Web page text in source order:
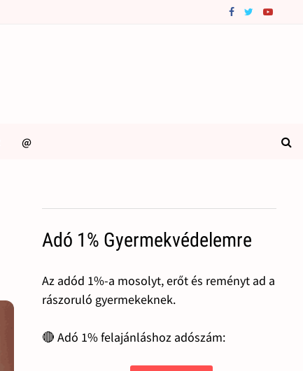
@
Adó 1% Gyermekvédelemre
Az adód 1%-a mosolyt, erőt és reményt ad a
rászoruló gyermekeknek.
🔴 Adó 1% felajánláshoz adószám: